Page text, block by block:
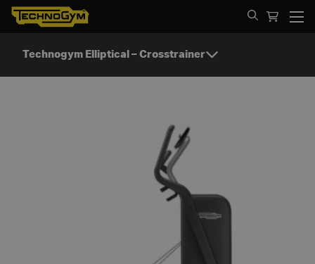
Spring til indhold
Technogym Elliptical – Crosstrainer